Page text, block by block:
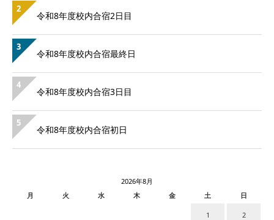
2
令和8年度校内合宿2日目
3
令和8年度校内合宿最終日
4
令和8年度校内合宿3日目
5
令和8年度校内合宿初日
2026年8月
月
火 水 木 金 土 日
1 2